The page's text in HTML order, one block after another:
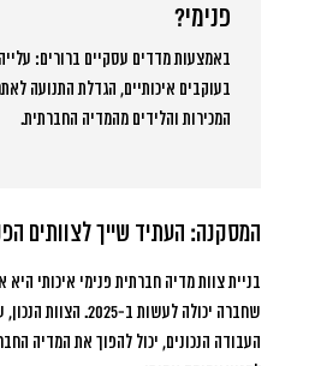
פנימי?
באמצעות מדדים עסקיים ברורים:
בעוקבים איכותיים, הגדלת התנועה
המכירות והלידים מהמדיה החברתית.
המסקנה: העתיד שייך לצוותים
בניית צוות מדיה חברתית פנימי איכותי
שחברה יכולה לעשות ב-
העבודה הנכונים, יכול להפוך את המדיה